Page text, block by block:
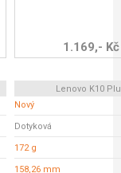
1.169,- Kč
Lenovo K10
Nový
Dotyková
172 g
158,26 mm